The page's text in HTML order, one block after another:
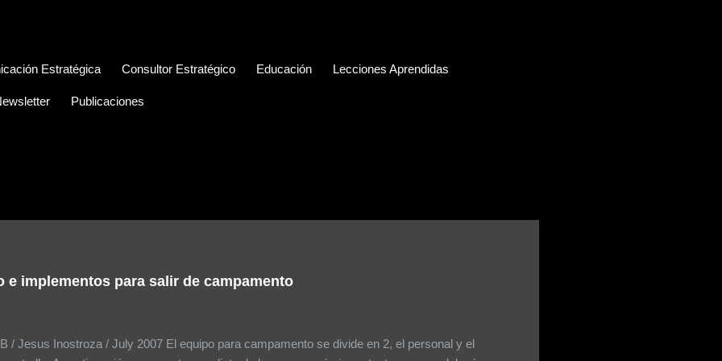
Estratégica Consultor Estratégico Educación Lecciones Aprendidas
Publicaciones
e implementos para salir de campamento
/ Jesus Inostroza / July 2007 El equipo para campamento se divide en 2, el personal y el